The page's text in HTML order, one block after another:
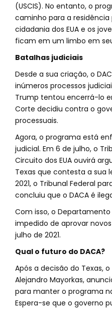
(USCIS). No entanto, o
caminho para a
cidadania dos EUA e os
ficam em um limbo em
Batalhas judiciais
Desde a sua criação, o
inúmeros processos
Trump tentou encerrá-lo
Corte decidiu contra o
processuais.
Agora, o programa está
judicial. Em 6 de julho, o
Circuito dos EUA ouvirá
Texas que contesta a sua
2021, o Tribunal Federal
concluiu que o DACA é
Com isso, o
impedido de aprovar
julho de 2021.
Qual o futuro do DACA?
Após a decisão do Texas,
Alejandro Mayorkas,
para manter o programa
Espera-se que o governo